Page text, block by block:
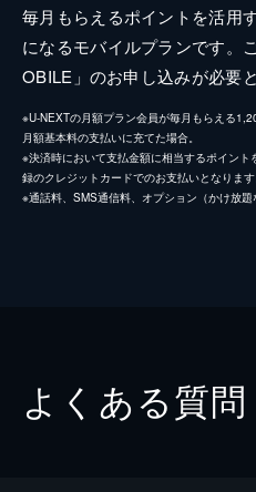
毎月もらえるポイントを活用
になるモバイルプランです。
OBILE」のお申し込みが必要
※U-NEXTの月額プラン会員が毎月もらえる
月額基本料の支払いに充てた場合。
※決済時において支払金額に相当するポイン
録のクレジットカードでのお支払いとなります
※通話料、SMS通信料、オプション（かけ放題
よくある質問